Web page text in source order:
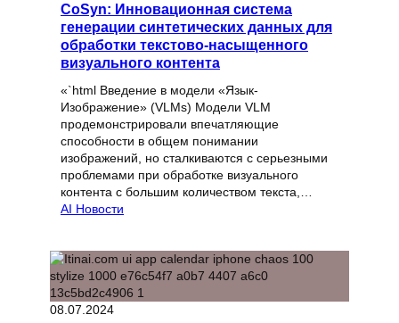
CoSyn: Инновационная система
генерации синтетических данных для
обработки текстово-насыщенного
визуального контента
«`html Введение в модели «Язык-
Изображение» (VLMs) Модели VLM
продемонстрировали впечатляющие
способности в общем понимании
изображений, но сталкиваются с серьезными
проблемами при обработке визуального
контента с большим количеством текста,…
AI Новости
08.07.2024